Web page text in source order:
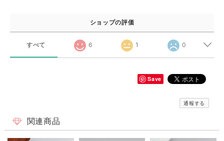
ショップの評価
すべて 6 1 0
Save
通報する
関連商品